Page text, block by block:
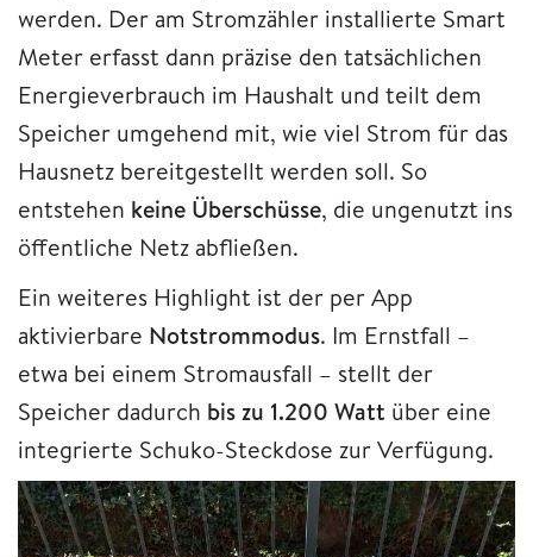
werden. Der am Stromzähler installierte Smart
Meter erfasst dann präzise den tatsächlichen
Energieverbrauch im Haushalt und teilt dem
Speicher umgehend mit, wie viel Strom für das
Hausnetz bereitgestellt werden soll. So
entstehen keine Überschüsse, die ungenutzt ins
öffentliche Netz abfließen.
Ein weiteres Highlight ist der per App
aktivierbare Notstrommodus. Im Ernstfall –
etwa bei einem Stromausfall – stellt der
Speicher dadurch bis zu 1.200 Watt über eine
integrierte Schuko-Steckdose zur Verfügung.